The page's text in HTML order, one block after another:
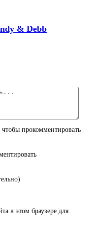
& Debb
прокомментировать
в этом браузере для